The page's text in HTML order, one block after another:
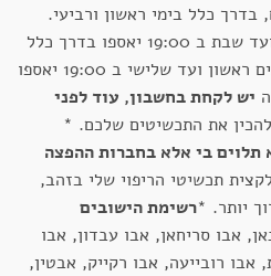
בדרך כלל בימי ראשון ורביעי.
הזמנות שיכנסו בימים חמישי ועד שבת ב 19:00 יאספו בדרך כלל
בראשון * הזמנות שיכנסו בימים ראשון ועד שלישי ב 19:00 יאספו
יש לקחת בחשבון, עוד לפני
את התכשיטים שלכם. *
תלוים בי אלא בחברות ההפצה
תכשיטי הריפוי שלי בזהב,
יותר. *רשימת הישובים
אבו סריחאן, אבו עבדון, אבו
רובייעה, אבו רקייק, אבטין,